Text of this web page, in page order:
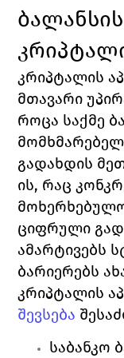
კრიპტალის
მთავარი
როცა საქმე
გადახდის
ის, რაც
ციფრული
ამარტივებს
ბარიერებს
კრიპტალის
შევსება
საბანკო